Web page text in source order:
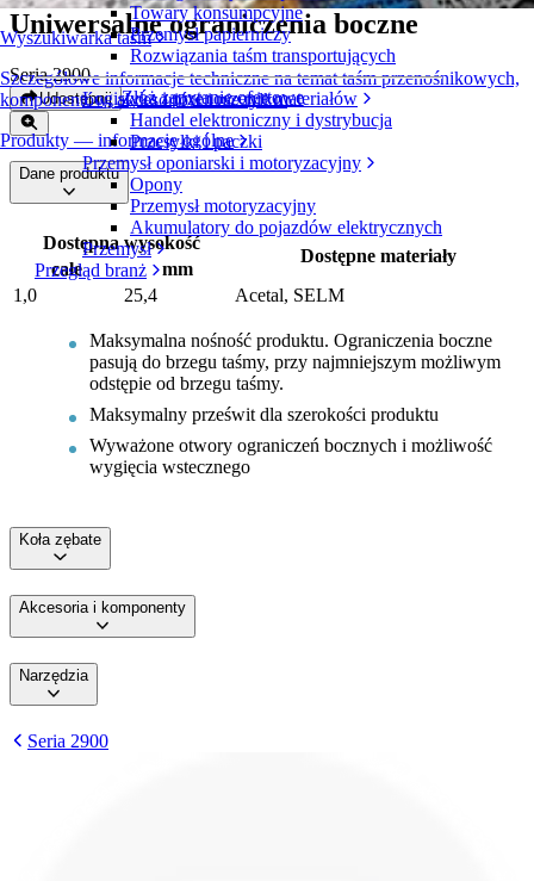
Wyszukiwarka taśm
Szczegółowe informacje techniczne na temat taśm przenośnikowych,
komponentów, akcesoriów i nie tylko
Produkty — informacje ogólne
Towary konsumpcyjne
Przemysł papierniczy
Rozwiązania taśm transportujących
Logistyka i przenoszenie materiałów
Handel elektroniczny i dystrybucja
Przesyłki i paczki
Przemysł oponiarski i motoryzacyjny
Opony
Przemysł motoryzacyjny
Akumulatory do pojazdów elektrycznych
Przemysł
Przegląd branż
Uniwersalne ograniczenia boczne
Seria 2900
Udostępnij Złóż zapytanie ofertowe
Dane produktu
Dostępna wysokość
Dostępne materiały
cale
mm
1,0
25,4 Acetal, SELM
Maksymalna nośność produktu. Ograniczenia boczne
pasują do brzegu taśmy, przy najmniejszym możliwym
odstępie od brzegu taśmy.
Maksymalny prześwit dla szerokości produktu
Wyważone otwory ograniczeń bocznych i możliwość
wygięcia wstecznego
Koła zębate
Akcesoria i komponenty
Narzędzia
Seria 2900